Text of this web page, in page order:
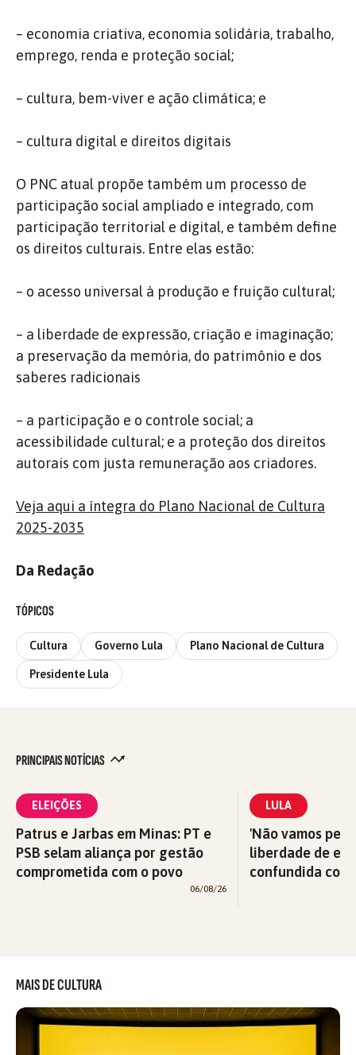
– economia criativa, economia solidária, trabalho,
emprego, renda e proteção social;
– cultura, bem-viver e ação climática; e
– cultura digital e direitos digitais
O PNC atual propõe também um processo de
participação social ampliado e integrado, com
participação territorial e digital, e também define
os direitos culturais. Entre elas estão:
– o acesso universal à produção e fruição cultural;
– a liberdade de expressão, criação e imaginação;
a preservação da memória, do patrimônio e dos
saberes radicionais
– a participação e o controle social; a
acessibilidade cultural; e a proteção dos direitos
autorais com justa remuneração aos criadores.
Veja aqui a íntegra do Plano Nacional de Cultura
2025-2035
Da Redação
TÓPICOS
Cultura Governo Lula Plano Nacional de Cultura
Presidente Lula
PRINCIPAIS NOTÍCIAS
ELEIÇÕES
Patrus e Jarbas em Minas: PT e
PSB selam aliança por gestão
comprometida com o povo
06/08/26
LULA
'Não vamos
liberdade de
confundida
MAIS DE CULTURA